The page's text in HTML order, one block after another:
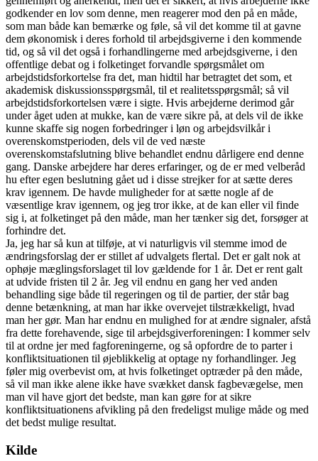
godkender en lov som denne, men reagerer mod den på en måde,
som man både kan bemærke og føle, så vil det komme til at gavne
dem økonomisk i deres forhold til arbejdsgiverne i den kommende
tid, og så vil det også i forhandlingerne med arbejdsgiverne, i den
offentlige debat og i folketinget forvandle spørgsmålet om
arbejdstidsforkortelse fra det, man hidtil har betragtet det som, et
akademisk diskussionsspørgsmål, til et realitetsspørgsmål; så vil
arbejdstidsforkortelsen være i sigte. Hvis arbejderne derimod går
under åget uden at mukke, kan de være sikre på, at dels vil de ikke
kunne skaffe sig nogen forbedringer i løn og arbejdsvilkår i
overenskomstperioden, dels vil de ved næste
overenskomstafslutning blive behandlet endnu dårligere end denne
gang. Danske arbejdere har deres erfaringer, og de er med velberåd
hu efter egen beslutning gået ud i disse strejker for at sætte deres
krav igennem. De havde muligheder for at sætte nogle af de
væsentlige krav igennem, og jeg tror ikke, at de kan eller vil finde
sig i, at folketinget på den måde, man her tænker sig det, forsøger at
forhindre det.
Ja, jeg har så kun at tilføje, at vi naturligvis vil stemme imod de
ændringsforslag der er stillet af udvalgets flertal. Det er galt nok at
ophøje mæglingsforslaget til lov gældende for 1 år. Det er rent galt
at udvide fristen til 2 år. Jeg vil endnu en gang her ved anden
behandling sige både til regeringen og til de partier, der står bag
denne betænkning, at man har ikke overvejet tilstrækkeligt, hvad
man her gør. Man har endnu en mulighed for at ændre signaler, afstå
fra dette forehavende, sige til arbejdsgiverforeningen: I kommer selv
til at ordne jer med fagforeningerne, og så opfordre de to parter i
konfliktsituationen til øjeblikkelig at optage ny forhandlinger. Jeg
føler mig overbevist om, at hvis folketinget optræder på den måde,
så vil man ikke alene ikke have svækket dansk fagbevægelse, men
man vil have gjort det bedste, man kan gøre for at sikre
konfliktsituationens afvikling på den fredeligst mulige måde og med
det bedst mulige resultat.
Kilde